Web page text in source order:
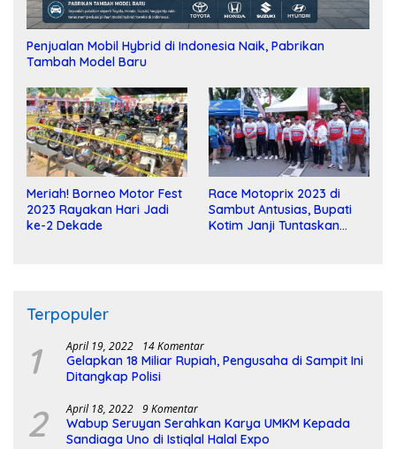
Penjualan Mobil Hybrid di Indonesia Naik, Pabrikan
Tambah Model Baru
Meriah! Borneo Motor Fest
2023 Rayakan Hari Jadi
ke-2 Dekade
Race Motoprix 2023 di
Sambut Antusias, Bupati
Kotim Janji Tuntaskan
Terpopuler
1 April 19, 2022 14 Komentar
Gelapkan 18 Miliar Rupiah, Pengusaha di Sampit Ini
Ditangkap Polisi
2 April 18, 2022 9 Komentar
Wabup Seruyan Serahkan Karya UMKM Kepada
Sandiaga Uno di Istiqlal Halal Expo